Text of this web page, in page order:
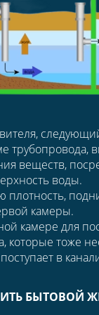
трубопровода,
веществ,
воды.
камеры.
камере для
которые тоже
в
БЫТОВОЙ